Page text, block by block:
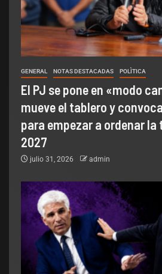
GENERAL NOTAS DESTACADAS POLÌTICA
El PJ se pone en «modo
mueve el tablero y
para empezar a ordenar la
2027
julio 31, 2026 admin